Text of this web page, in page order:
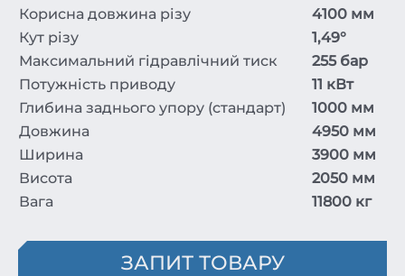
Корисна довжина різу
4100 мм
Кут різу
1,49°
Максимальний гідравлічний тиск
255 бар
Потужність приводу
11 кВт
Глибина заднього упору (стандарт)
1000 мм
Довжина
4950 мм
Ширина
3900 мм
Висота
2050 мм
Вага
11800 кг
ЗАПИТ ТОВАРУ